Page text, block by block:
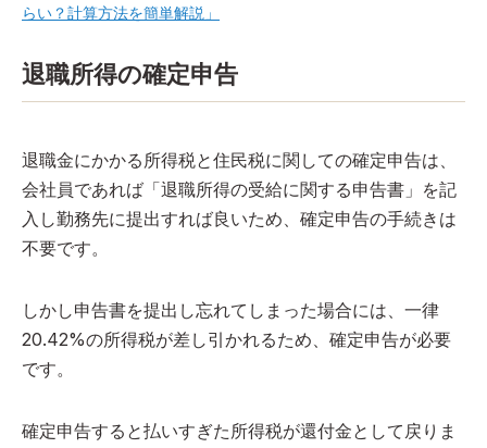
らい？計算方法を簡単解説」
退職所得の確定申告
退職金にかかる所得税と住民税に関しての確定申告は、
会社員であれば「退職所得の受給に関する申告書」を記
入し勤務先に提出すれば良いため、確定申告の手続きは
不要です。
しかし申告書を提出し忘れてしまった場合には、一律
20.42%の所得税が差し引かれるため、確定申告が必要
です。
確定申告すると払いすぎた所得税が還付金として戻りま